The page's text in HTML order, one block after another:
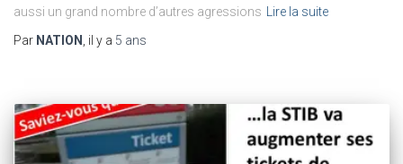
aussi un grand nombre d’autres agressions
Lire la suite
Par NATION , il y a 5 ans